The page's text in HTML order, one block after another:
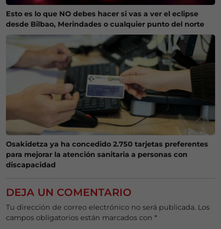
Esto es lo que NO debes hacer si vas a ver el eclipse
desde Bilbao, Merindades o cualquier punto del norte
Osakidetza ya ha concedido 2.750 tarjetas preferentes
para mejorar la atención sanitaria a personas con
discapacidad
DEJA UN COMENTARIO
Tu dirección de correo electrónico no será publicada. Los
campos obligatorios están marcados con *